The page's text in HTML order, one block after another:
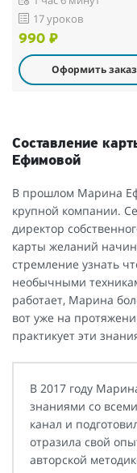
17 уроков
990 ₽
Оформить заказ
Составление
Ефимовой
В прошлом Марина
крупной компании.
директор
карты желаний
стремление узнать
необычными
работает, Марина
вот уже на
практикует эти
В 2017 году
знаниями со
канал и
отразила свой
авторской